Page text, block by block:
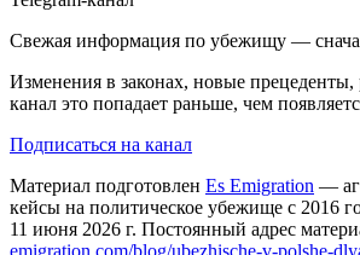
Свежая информация по убежищу —
Изменения в законах, новые прецеденты,
канал это попадает раньше, чем
Подписаться на канал
Материал подготовлен Es Emigration —
кейсы на политическое убежище с 2016
11 июня 2026 г. Постоянный адрес
emigration.com/blog/ubezhische-v-polshe-